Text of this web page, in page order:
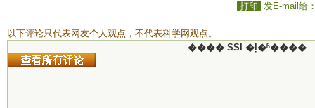
打印 发E-mail给
以下评论只代表网友个人观点，不代表科学网观点。
���� SSI �ļ�ʱ����